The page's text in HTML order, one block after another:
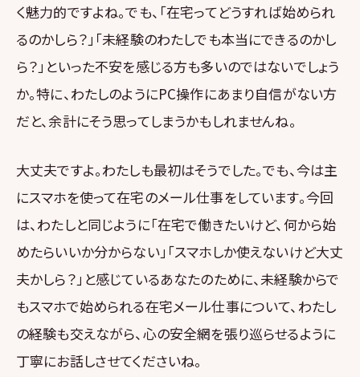
く魅力的ですよね。でも、「在宅ってどうすれば始められ
るのかしら？」「未経験のわたしでも本当にできるのかし
ら？」といった不安を感じる方も多いのではないでしょう
か。特に、わたしのようにPC操作にあまり自信がない方
だと、余計にそう思ってしまうかもしれませんね。
大丈夫ですよ。わたしも最初はそうでした。でも、今は主
にスマホを使って在宅のメール仕事をしています。今回
は、わたしと同じように「在宅で働きたいけど、何から始
めたらいいか分からない」「スマホしか使えないけど大丈
夫かしら？」と感じているあなたのために、未経験からで
もスマホで始められる在宅メール仕事について、わたし
の経験も交えながら、心の安全網を張り巡らせるように
丁寧にお話しさせてくださいね。